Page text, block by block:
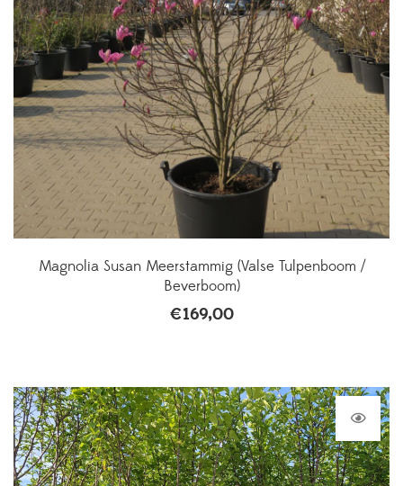
Magnolia Susan Meerstammig (Valse Tulpenboom /
Beverboom)
€169,00